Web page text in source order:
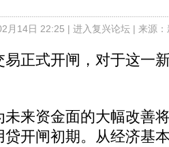
月14日 22:25 | 进入复兴论坛| 来源
式开闸，对于这一
资金面的大幅改善
开闸初期。从经济基